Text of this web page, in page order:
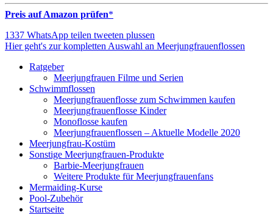
Preis auf Amazon prüfen*
1337 WhatsApp teilen tweeten plussen
Hier geht's zur kompletten Auswahl an Meerjungfrauenflossen
Ratgeber
Meerjungfrauen Filme und Serien
Schwimmflossen
Meerjungfrauenflosse zum Schwimmen kaufen
Meerjungfrauenflosse Kinder
Monoflosse kaufen
Meerjungfrauenflossen – Aktuelle Modelle 2020
Meerjungfrau-Kostüm
Sonstige Meerjungfrauen-Produkte
Barbie-Meerjungfrauen
Weitere Produkte für Meerjungfrauenfans
Mermaiding-Kurse
Pool-Zubehör
Startseite